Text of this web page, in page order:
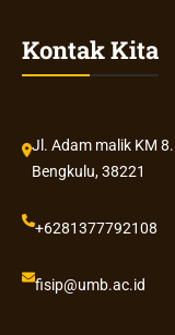
Kontak Kita
Jl. Adam malik KM
Bengkulu, 38221
+6281377792108
fisip@umb.ac.id